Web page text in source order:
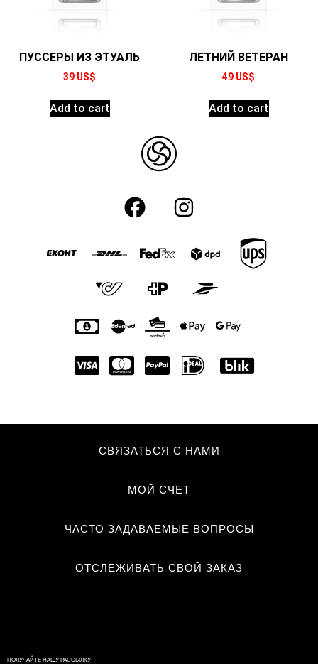
ПУССЕРЫ ИЗ ЭТУАЛЬ
39 US$
Add to cart
ЛЕТНИЙ ВЕТЕРАН
49 US$
Add to cart
СВЯЗАТЬСЯ С НАМИ
МОЙ СЧЕТ
ЧАСТО ЗАДАВАЕМЫЕ ВОПРОСЫ
ОТСЛЕЖИВАТЬ СВОЙ ЗАКАЗ
ПОЛУЧАЙТЕ НАШУ РАССЫЛКУ